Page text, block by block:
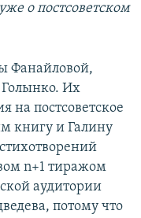
о постсоветском
Фанайловой,
Их
на постсоветское
книгу и Галину
n+1 тиражом
аудитории
потому что